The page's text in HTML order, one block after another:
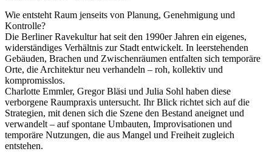
Wie entsteht Raum jenseits von Planung, Genehmigung und
Kontrolle?
Die Berliner Ravekultur hat seit den 1990er Jahren ein eigenes,
widerständiges Verhältnis zur Stadt entwickelt. In leerstehenden
Gebäuden, Brachen und Zwischenräumen entfalten sich temporäre
Orte, die Architektur neu verhandeln – roh, kollektiv und
kompromisslos.
Charlotte Emmler, Gregor Bläsi und Julia Sohl haben diese
verborgene Raumpraxis untersucht. Ihr Blick richtet sich auf die
Strategien, mit denen sich die Szene den Bestand aneignet und
verwandelt – auf spontane Umbauten, Improvisationen und
temporäre Nutzungen, die aus Mangel und Freiheit zugleich
entstehen.